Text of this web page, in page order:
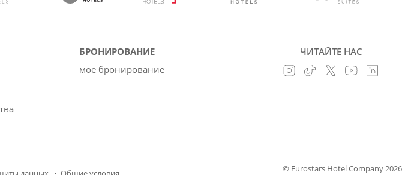
БРОНИРОВАНИЕ
мое бронирование
ЧИТАЙТЕ НАС
© Eurostars Hotel Company 2026